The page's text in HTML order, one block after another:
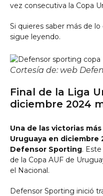
vez consecutiva la Copa
Si quieres saber más de
sigue leyendo.
Cortesía de: web
Final de la Liga
diciembre 2024
Una de las victorias
Uruguaya en
Defensor Sporting.
de la Copa AUF de
el Nacional.
Defensor Sporting inició